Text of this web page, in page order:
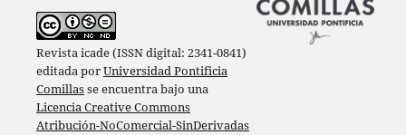
Revista icade (ISSN digital: 2341-0841)
editada porUniversidad Pontificia
Comillasse encuentra bajo una
Licencia Creative Commons
Atribución-NoComercial-SinDerivadas